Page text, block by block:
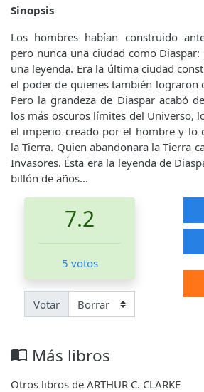
Sinopsis
Los hombres habían construido
pero nunca una ciudad como
una leyenda. Era la última ciudad
el poder de quienes también lograron
Pero la grandeza de Diaspar acabó
los más oscuros límites del Universo,
el imperio creado por el hombre y lo
la Tierra. Quien abandonara la Tierra
Invasores. Ésta era la leyenda de
billón de años...
7.2
5 votos
Votar
import_contacts Más libros
Otros libros de ARTHUR C. CLARKE